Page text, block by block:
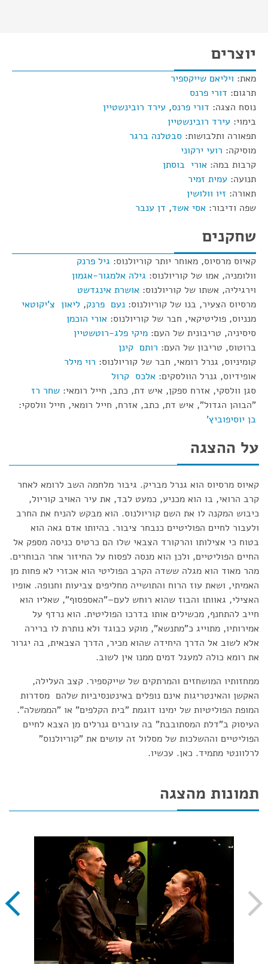
יוצרים
מאת: ויליאם שייקספיר
תרגום: דורי פרנס
נוסח הצגה: דורי פרנס, עירד רובינשטיין
בימוי: עירד רובינשטיין
תפאורה ותלבושות: סבטלנה ברגר
מוסיקה: רועי ירקוני
קרבות במה: אורי בוסתן
תנועה: עמית זמיר
תאורה: זיו וולושין
שפה ודיבור: אסי אשד, דן ענבר
שחקנים
קאיוס מרסיוס, מאוחר יותר קוריולנוס: גיל פרנק
וולומניה, אמו של קוריולנוס: גילה אלמגור-אגמון
וירגיליה, אשתו של קוריולנוס: אושרת אינגדשט
מרסיוס הצעיר, בנו של קוריולנוס: נעם פרנק, ליאון צ'יקוטאי
מנניוס, פוליטיקאי, חבר של קוריולנוס: אורי הוכמן
סיסיניה, טריבונית של העם: מיקי פלג-רוטשטיין
ברוטוס, טריבון של העם: רותם קינן
קומיניוס, גנרל רומאי, חבר של קוריולנוס: רוי מילר
אופידיוס, גנרל הוולסקים: אלכס קרול
סגן וולסקי, אזרח ספקן, איש דת, כתב, חייל רומאי: שחר רז
"הבוהן הגדול", איש דת, כתב, אזרח, חייל רומאי, חייל וולסקי:
בן יוסיפוביץ'
על ההצגה
קאיוס מרסיוס הוא גנרל מבריק. גיבור מלחמה השב לרומא לאחר
קרב הרואי, בו הוא מכניע, כמעט לבד, את עיר האויב קוריול,
כיבוש המקנה לו את השם קוריולנוס. הוא מבקש להניח את החרב
ולעבור לחיים הפוליטיים כנבחר ציבור. בהיותו אדם גאה הוא
בטוח כי אצילותו והרקורד הצבאי שלו הם כרטיס כניסה מספק אל
החיים הפוליטיים, ולכן הוא מנסה לפסוח על החיזור אחר הבוחרים.
מהר מאוד הוא מגלה ששדה הקרב הפוליטי הוא אכזרי לא פחות מן
האמיתי, ושאת עוז הרוח והתושייה מחליפים צביעות וחנופה. אופיו
האצילי, גאוותו והבוז שהוא רוחש לעם–"האספסוף", שאליו הוא
חייב להתחנף, מכשילים אותו בדרכו הפוליטית. הוא נרדף על
אמירותיו, מתוייג כ"מתנשא", מוקע כבוגד ולא נותרת לו ברירה
אלא לשוב אל הדרך היחידה שהוא מכיר, הדרך הצבאית, בה יגרור
את רומא כולה למעגל דמים ממנו אין לשוב.
ממחזותיו המושחזים והמרתקים של שייקספיר. קצב העלילה,
האקשן והאינטריגות אינם נופלים באינטנסיביות שלהם מסדרות
המופת הפוליטיות של ימינו דוגמת "בית הקלפים" או "הממשלה".
העיסוק ב"דלת המסתובבת" בה עוברים גנרלים מן הצבא לחיים
הפוליטיים וההשלכות של מסלול זה עושים את "קוריולנוס"
לרלוונטי מתמיד. כאן. עכשיו.
תמונות מהצגה